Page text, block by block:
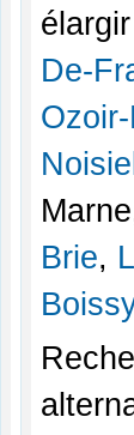
De-
Noisiel
Brie,